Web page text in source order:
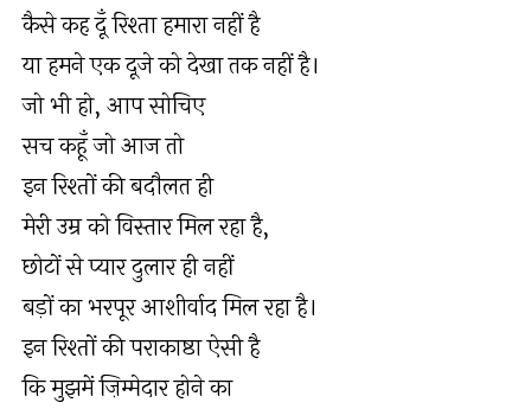
कैसे कह दूँ रिश्ता हमारा नहीं है
या हमने एक दूजे को देखा तक नहीं है।
जो भी हो, आप सोचिए
सच कहूँ जो आज तो
इन रिश्तों की बदौलत ही
मेरी उम्र को विस्तार मिल रहा है,
छोटों से प्यार दुलार ही नहीं
बड़ों का भरपूर आशीर्वाद मिल रहा है।
इन रिश्तों की पराकाष्ठा ऐसी है
कि मुझमें ज़िम्मेदार होने का